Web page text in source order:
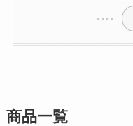
商品一覧